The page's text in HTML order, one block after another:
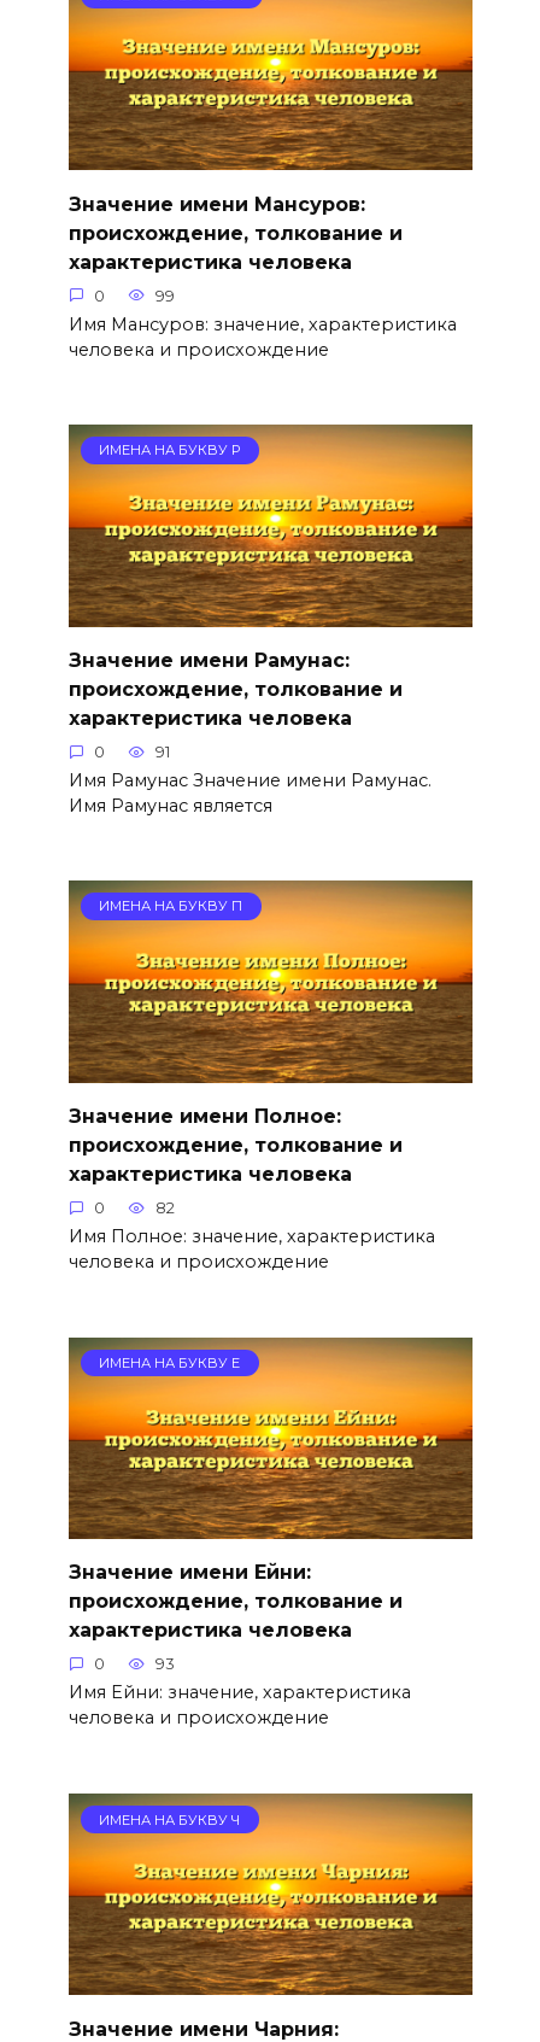
Значение имени Мансуров:
происхождение, толкование и
характеристика человека
0 99
Имя Мансуров: значение, характеристика
человека и происхождение
ИМЕНА НА БУКВУ Р
Значение имени Рамунас:
происхождение, толкование и
характеристика человека
0 91
Имя Рамунас Значение имени Рамунас.
Имя Рамунас является
ИМЕНА НА БУКВУ П
Значение имени Полное:
происхождение, толкование и
характеристика человека
0 82
Имя Полное: значение, характеристика
человека и происхождение
ИМЕНА НА БУКВУ Е
Значение имени Ейни:
происхождение, толкование и
характеристика человека
0 93
Имя Ейни: значение, характеристика
человека и происхождение
ИМЕНА НА БУКВУ Ч
Значение имени Чарния: